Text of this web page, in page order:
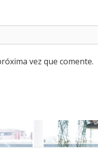
vez que comente.